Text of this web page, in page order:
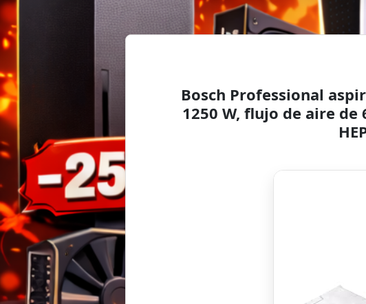
Bosch Professional
1250 W, flujo de aire